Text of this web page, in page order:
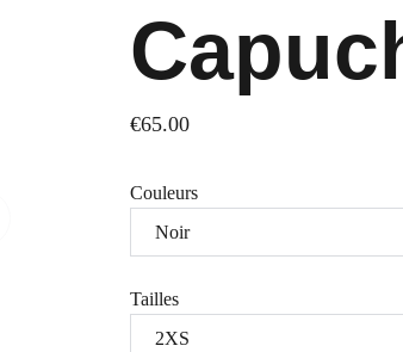
€65.00
Couleurs
Tailles